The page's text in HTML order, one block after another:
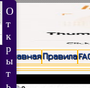
ГлавнаяПравила